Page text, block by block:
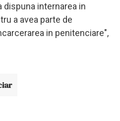
internarea in
a avea parte de
in penitenciare",